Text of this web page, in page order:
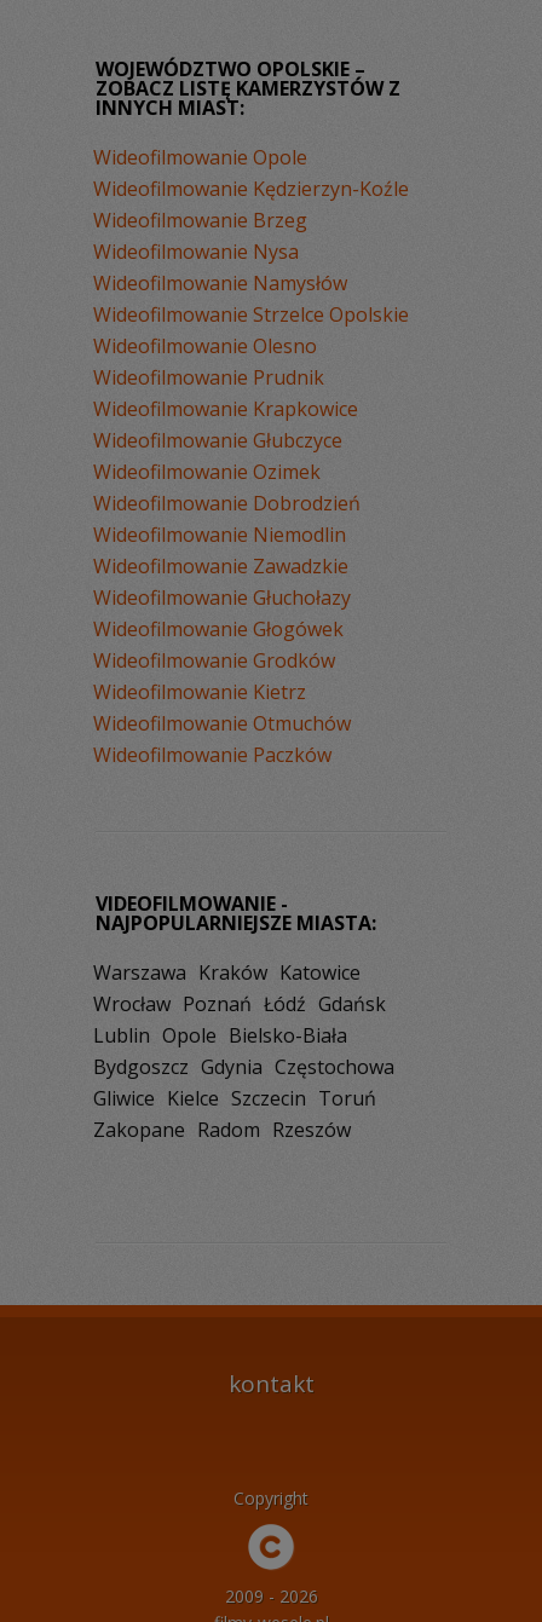
WOJEWÓDZTWO OPOLSKIE –
ZOBACZ LISTĘ KAMERZYSTÓW Z
INNYCH MIAST:
Wideofilmowanie Opole
Wideofilmowanie Kędzierzyn-Koźle
Wideofilmowanie Brzeg
Wideofilmowanie Nysa
Wideofilmowanie Namysłów
Wideofilmowanie Strzelce Opolskie
Wideofilmowanie Olesno
Wideofilmowanie Prudnik
Wideofilmowanie Krapkowice
Wideofilmowanie Głubczyce
Wideofilmowanie Ozimek
Wideofilmowanie Dobrodzień
Wideofilmowanie Niemodlin
Wideofilmowanie Zawadzkie
Wideofilmowanie Głuchołazy
Wideofilmowanie Głogówek
Wideofilmowanie Grodków
Wideofilmowanie Kietrz
Wideofilmowanie Otmuchów
Wideofilmowanie Paczków
VIDEOFILMOWANIE -
NAJPOPULARNIEJSZE MIASTA:
Warszawa Kraków Katowice
Wrocław Poznań Łódź Gdańsk
Lublin Opole Bielsko-Biała
Bydgoszcz Gdynia Częstochowa
Gliwice Kielce Szczecin Toruń
Zakopane Radom Rzeszów
kontakt
Copyright
2009 - 2026